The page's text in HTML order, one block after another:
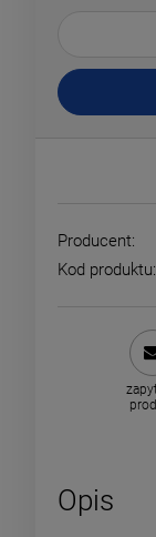
Producent:
Kod produktu:
Opis